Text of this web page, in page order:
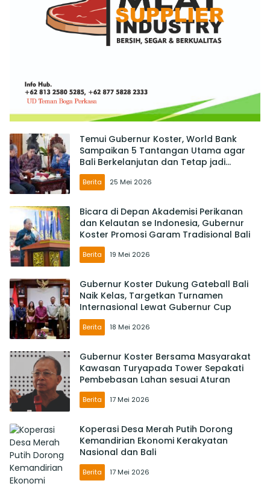
Temui Gubernur Koster, World Bank
Sampaikan 5 Tantangan Utama agar
Bali Berkelanjutan dan Tetap jadi
Primadona
Berita 25 Mei 2026
Bicara di Depan Akademisi Perikanan
dan Kelautan se Indonesia, Gubernur
Koster Promosi Garam Tradisional Bali
Berita 19 Mei 2026
Gubernur Koster Dukung Gateball Bali
Naik Kelas, Targetkan Turnamen
Internasional Lewat Gubernur Cup
Berita 18 Mei 2026
Gubernur Koster Bersama Masyarakat
Kawasan Turyapada Tower Sepakati
Pembebasan Lahan sesuai Aturan
Berita 17 Mei 2026
Koperasi Desa Merah Putih Dorong
Kemandirian Ekonomi Kerakyatan
Nasional dan Bali
Berita 17 Mei 2026